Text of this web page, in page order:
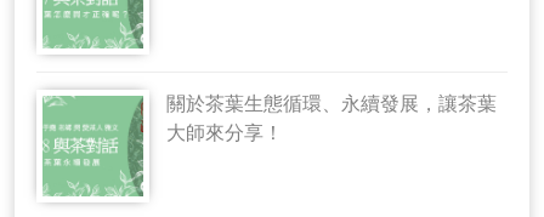
關於茶葉生態循環、永續發展，讓茶葉
大師來分享！